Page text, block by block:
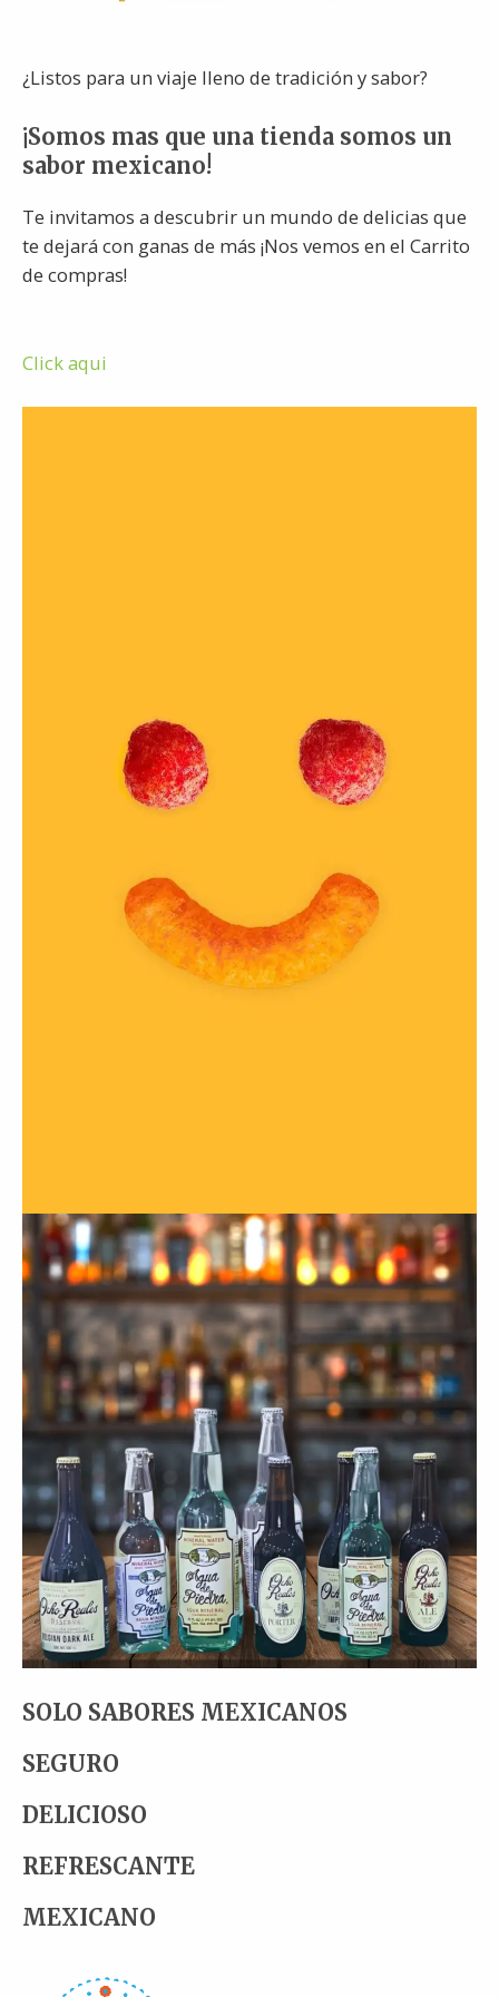
¿Listos para un viaje lleno de tradición y sabor?
¡Somos mas que una tienda somos un
sabor mexicano!
Te invitamos a descubrir un mundo de delicias que
te dejará con ganas de más ¡Nos vemos en el Carrito
de compras!
Click aqui
SOLO SABORES MEXICANOS
SEGURO
DELICIOSO
REFRESCANTE
MEXICANO